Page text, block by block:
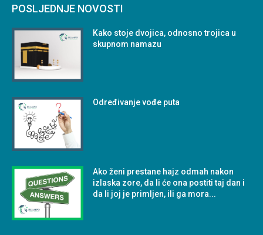
POSLJEDNJE NOVOSTI
Kako stoje dvojica, odnosno trojica u
skupnom namazu
Određivanje vođe puta
Ako ženi prestane hajz odmah nakon
izlaska zore, da li će ona postiti taj dan i
da li joj je primljen, ili ga mora...